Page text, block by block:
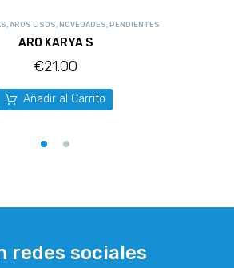
, AROS LISOS, NOVEDADES, PENDIENTES
ARO KARYA S
€21.00
Añadir al Carrito
redes sociales